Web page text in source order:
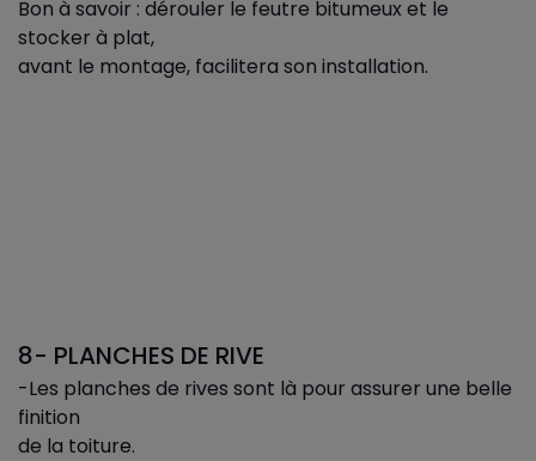
Bon à savoir : dérouler le feutre bitumeux et le
stocker à plat,
avant le montage, facilitera son installation.
8- PLANCHES DE RIVE
-Les planches de rives sont là pour assurer une belle
finition
de la toiture.